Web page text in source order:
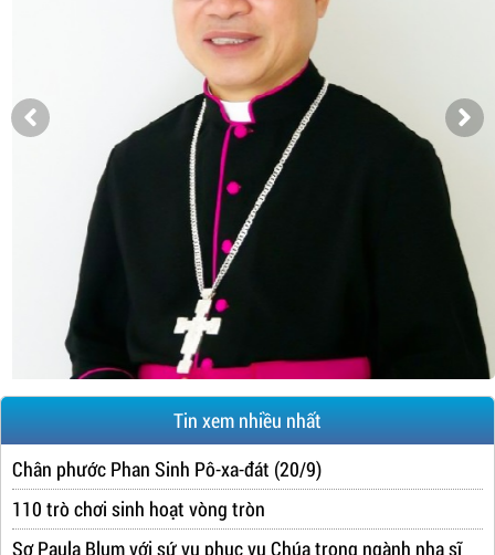
Tin xem nhiều nhất
Chân phước Phan Sinh Pô-xa-đát (20/9)
110 trò chơi sinh hoạt vòng tròn
Sơ Paula Blum với sứ vụ phục vụ Chúa trong ngành nha sĩ